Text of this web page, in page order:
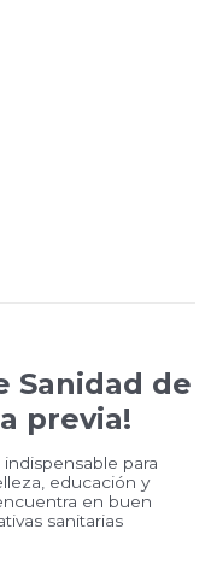
Sanidad de
previa!
para
educación y
en buen
sanitarias